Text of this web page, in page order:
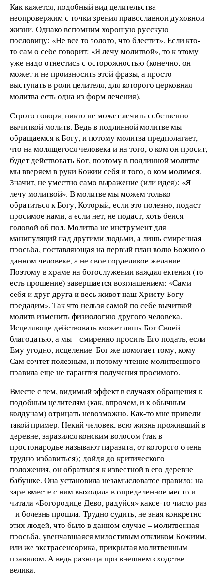
Как кажется, подобный вид целительства
неопровержим с точки зрения православной духовной
жизни. Однако вспомним хорошую русскую
пословицу: «Не все то золото, что блестит». Если кто-
то сам о себе говорит: «Я лечу молитвой», то к этому
уже надо отнестись с осторожностью (конечно, он
может и не произносить этой фразы, а просто
выступать в роли целителя, для которого церковная
молитва есть одна из форм лечения).
Строго говоря, никто не может лечить собственно
вычиткой молитв. Ведь в подлинной молитве мы
обращаемся к Богу, и потому молитва предполагает,
что на молящегося человека и на того, о ком он просит,
будет действовать Бог, поэтому в подлинной молитве
мы вверяем в руки Божии себя и того, о ком молимся.
Значит, не уместно само выражение (или идея): «Я
лечу молитвой». В молитве мы можем только
обратиться к Богу, Который, если это полезно, подаст
просимое нами, а если нет, не подаст, хоть бейся
головой об пол. Молитва не инструмент для
манипуляций над другими людьми, а лишь смиренная
просьба, поставляющая на первый план волю Божию о
данном человеке, а не свое горделивое желание.
Поэтому в храме на богослужении каждая ектения (то
есть прошение) завершается возглашением: «Сами
себя и друг друга и весь живот наш Христу Богу
предадим». Так что нельзя самой по себе вычиткой
молитв изменить физиологию другого человека.
Исцеляюще действовать может лишь Бог Своей
благодатью, а мы – смиренно просить Его подать, если
Ему угодно, исцеление. Бог же помогает тому, кому
Сам сочтет полезным, и потому чтение молитвенного
правила еще не гарантия получения просимого.
Вместе с тем, видимый эффект в случаях обращения к
подобным целителям (как, впрочем, и к обычным
колдунам) отрицать невозможно. Как-то мне привели
такой пример. Некий человек, всю жизнь проживший в
деревне, заразился конским волосом (так в
простонародье называют паразита, от которого очень
трудно избавиться); дойдя до критического
положения, он обратился к известной в его деревне
бабушке. Она установила незамысловатое правило: на
заре вместе с ним выходила в определенное место и
читала «Богородице Дево, радуйся» какое-то число раз
– и болезнь прошла. Трудно судить, не зная конкретно
этих людей, что было в данном случае – молитвенная
просьба, увенчавшаяся милостивым откликом Божиим,
или же экстрасенсорика, прикрытая молитвенным
правилом. А ведь разница при внешнем сходстве
велика.